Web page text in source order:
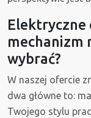
Elektryczne
mechanizm
wybrać?
W naszej ofercie
dwa główne to:
Twojego stylu